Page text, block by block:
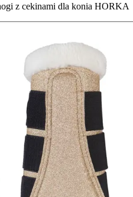
z cekinami dla konia HORKA